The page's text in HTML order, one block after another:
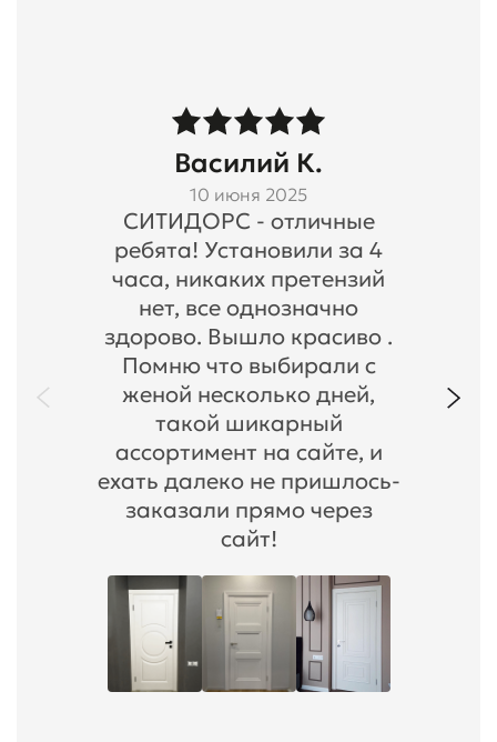
Василий К.
10 июня 2025
СИТИДОРС - отличные
ребята! Установили за 4
часа, никаких претензий
нет, все однозначно
здорово. Вышло красиво .
Помню что выбирали с
женой несколько дней,
такой шикарный
ассортимент на сайте, и
ехать далеко не пришлось-
заказали прямо через
сайт!